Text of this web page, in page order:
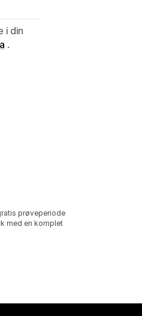
i din
.
prøveperiode
med en komplet